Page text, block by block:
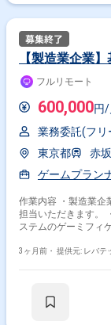
【製造業企業
フルリモート
600,000円/
業務委託(フリ
東京都
赤
ゲームプラン
作業内容 ・製造業企
担当いただきます。
ステムのゲーミフィ
位性確保目的エンタ
3ヶ月前・ 提供元: レバテ